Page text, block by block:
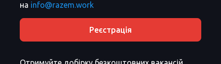
на info@razem.work
Реєстрація